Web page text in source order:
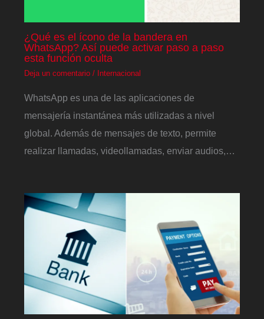
¿Qué es el ícono de la bandera en
WhatsApp? Así puede activar paso a paso
esta función oculta
Deja un comentario / Internacional
WhatsApp es una de las aplicaciones de
mensajería instantánea más utilizadas a nivel
global. Además de mensajes de texto, permite
realizar llamadas, videollamadas, enviar audios,…